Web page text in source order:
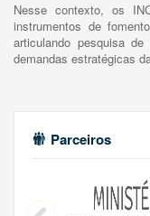
Nesse contexto, os
instrumentos de
articulando pesquisa
demandas estratégicas
Parceiros